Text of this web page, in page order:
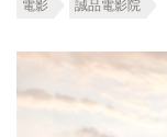
電影 誠品電影院